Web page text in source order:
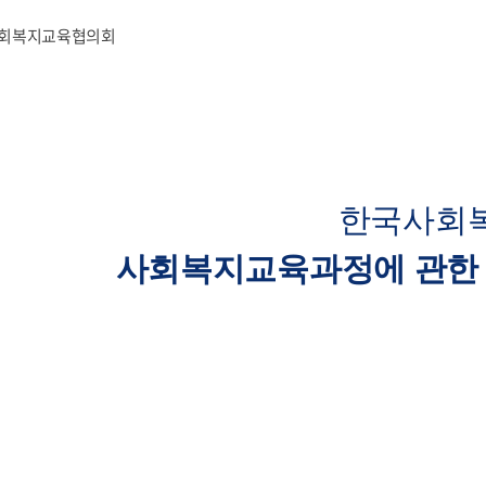
한국사회
사회복지교육과정에 관